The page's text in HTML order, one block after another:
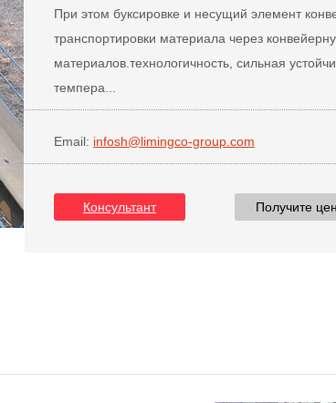
При этом буксировке и несущий элемент
транспортировки материала через
материалов.технологичность, сильная
темпера...
Email: infosh@limingco-group.com
Консультант Получите